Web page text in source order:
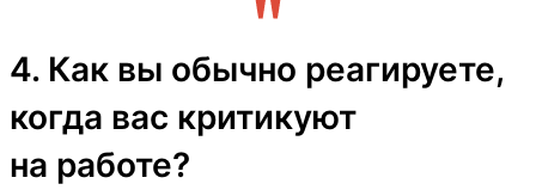
4. Как вы обычно реагируете,
когда вас критикуют
на работе?